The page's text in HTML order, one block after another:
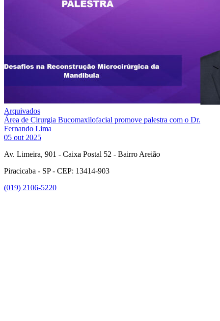
Arquivados
Área de Cirurgia Bucomaxilofacial promove palestra com o Dr.
Fernando Lima
05 out 2025
Av. Limeira, 901 - Caixa Postal 52 - Bairro Areião
Piracicaba - SP - CEP: 13414-903
(019) 2106-5220